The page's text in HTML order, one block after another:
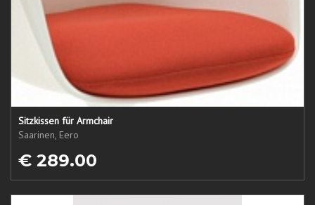
Sitzkissen für Armchair
Saarinen, Eero
€ 289.00